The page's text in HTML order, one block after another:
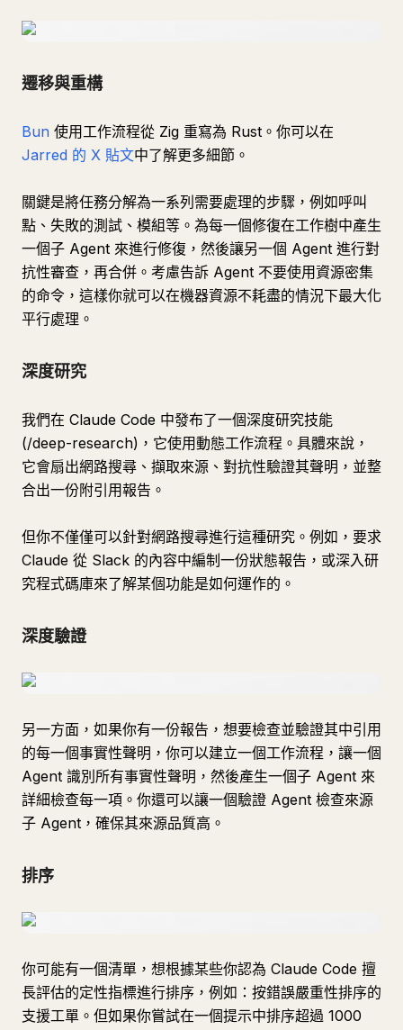
遷移與重構
Bun 使用工作流程從 Zig 重寫為 Rust。你可以在
Jarred 的 X 貼文中了解更多細節。
關鍵是將任務分解為一系列需要處理的步驟，例如呼叫
點、失敗的測試、模組等。為每一個修復在工作樹中產生
一個子 Agent 來進行修復，然後讓另一個 Agent 進行對
抗性審查，再合併。考慮告訴 Agent 不要使用資源密集
的命令，這樣你就可以在機器資源不耗盡的情況下最大化
平行處理。
深度研究
我們在 Claude Code 中發布了一個深度研究技能
(/deep-research)，它使用動態工作流程。具體來說，
它會扇出網路搜尋、擷取來源、對抗性驗證其聲明，並整
合出一份附引用報告。
但你不僅僅可以針對網路搜尋進行這種研究。例如，要求
Claude 從 Slack 的內容中編制一份狀態報告，或深入研
究程式碼庫來了解某個功能是如何運作的。
深度驗證
另一方面，如果你有一份報告，想要檢查並驗證其中引用
的每一個事實性聲明，你可以建立一個工作流程，讓一個
Agent 識別所有事實性聲明，然後產生一個子 Agent 來
詳細檢查每一項。你還可以讓一個驗證 Agent 檢查來源
子 Agent，確保其來源品質高。
排序
你可能有一個清單，想根據某些你認為 Claude Code 擅
長評估的定性指標進行排序，例如：按錯誤嚴重性排序的
支援工單。但如果你嘗試在一個提示中排序超過 1000